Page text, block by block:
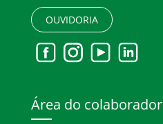
OUVIDORIA
Área do colaborador